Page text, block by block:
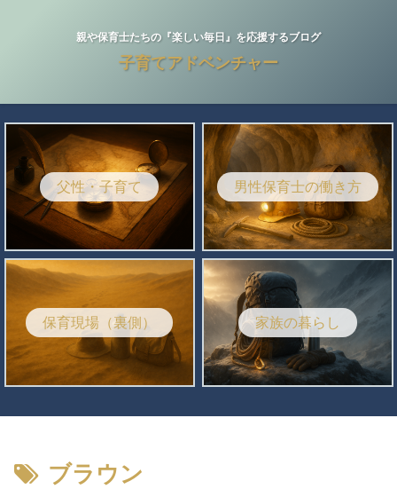
親や保育士たちの『楽しい毎日』を応援するブログ
子育てアドベンチャー
父性・子育て 男性保育士の働き方
保育現場（裏側） 家族の暮らし
ブラウン